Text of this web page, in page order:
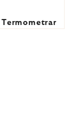
Termometrar